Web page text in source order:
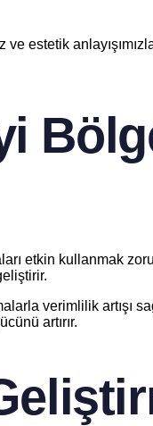
estetik
etkin kullanmak
verimlilik artışı
artırır.